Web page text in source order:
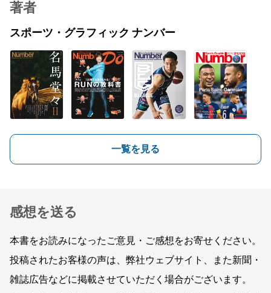
著者
スポーツ・グラフィック ナンバー
一覧を見る
感想を送る
本書をお読みになったご意見・ご感想をお寄せください。
投稿されたお客様の声は、弊社ウェブサイト、また新聞・
雑誌広告などに掲載させていただく場合がございます。